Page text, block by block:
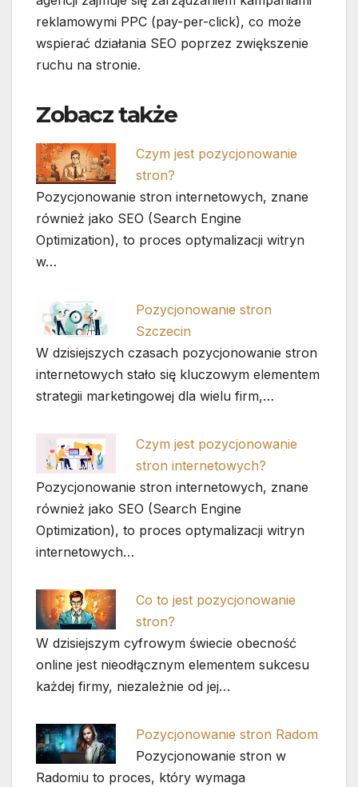
reklamowymi PPC (pay-per-click), co może
wspierać działania SEO poprzez zwiększenie
ruchu na stronie.
Zobacz także
Czym jest pozycjonowanie
stron?
Pozycjonowanie stron internetowych, znane
również jako SEO (Search Engine
Optimization), to proces optymalizacji witryn
w…
Pozycjonowanie stron
Szczecin
W dzisiejszych czasach pozycjonowanie stron
internetowych stało się kluczowym elementem
strategii marketingowej dla wielu firm,…
Czym jest pozycjonowanie
stron internetowych?
Pozycjonowanie stron internetowych, znane
również jako SEO (Search Engine
Optimization), to proces optymalizacji witryn
internetowych…
Co to jest pozycjonowanie
stron?
W dzisiejszym cyfrowym świecie obecność
online jest nieodłącznym elementem sukcesu
każdej firmy, niezależnie od jej…
Pozycjonowanie stron Radom
Pozycjonowanie stron w
Radomiu to proces, który wymaga